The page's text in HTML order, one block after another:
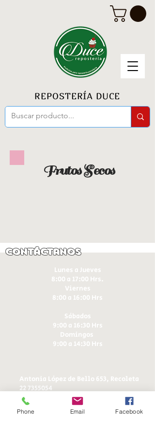
REPOSTERÍA DUCE
Frutos Secos
Contáctanos
Lunes a Jueves
8:00 a 17:00 Hrs.
Viernes
8:00 a 16:00 Hrs​
Sábados
9:00 a 16:30 Hrs
Domingos
9:00 a 14:30 Hrs
Antonia López de Bello 653, Recoleta
22 7355054
22 7375725
+56 9 75224598
ducereposteria@gmail.com
Phone Email Facebook